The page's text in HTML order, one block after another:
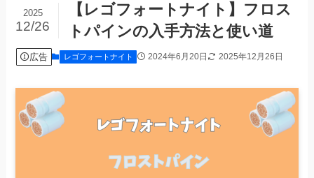
【レゴフォートナイト】フロス
トパインの入手方法と使い道
2025
12/26
広告 レゴフォートナイト 2024年6月20日 2025年12月26日